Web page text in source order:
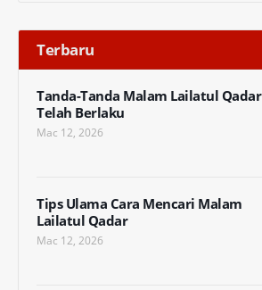
Terbaru
Tanda-Tanda Malam Lailatul Qadar
Telah Berlaku
Mac 12, 2026
Tips Ulama Cara Mencari Malam
Lailatul Qadar
Mac 12, 2026